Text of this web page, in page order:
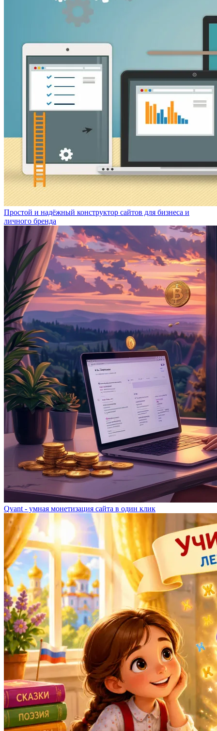
Простой и надёжный конструктор сайтов для бизнеса и
личного бренда
Qvant - умная монетизация сайта в один клик